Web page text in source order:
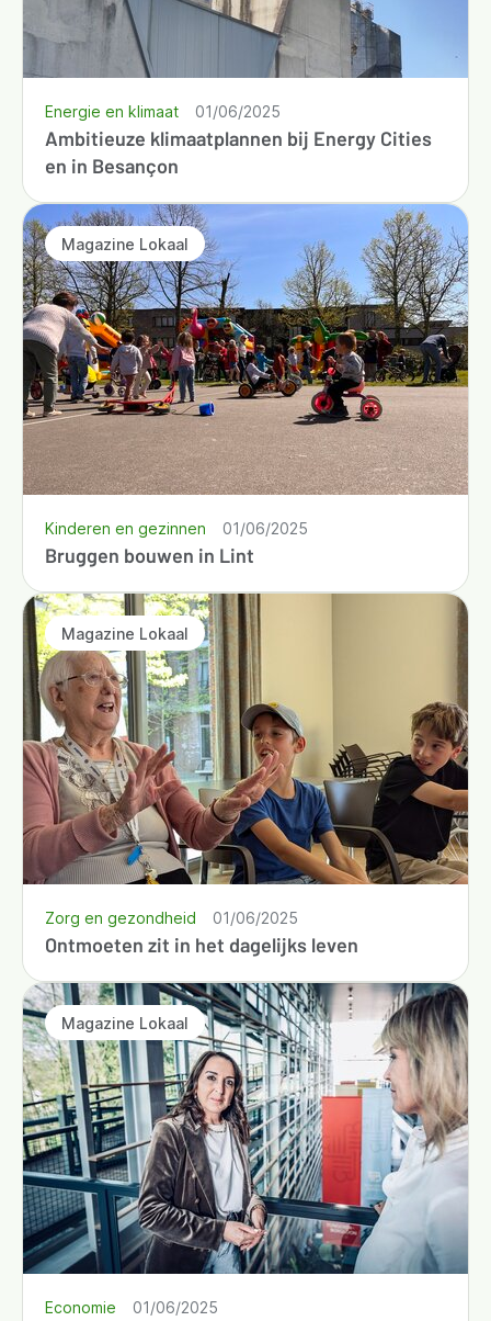
Ambitieuze klimaatplannen bij Energy Cities
en in Besançon
Energie en klimaat 01/06/2025
Magazine Lokaal
Bruggen bouwen in Lint
Kinderen en gezinnen 01/06/2025
Magazine Lokaal
Ontmoeten zit in het dagelijks leven
Zorg en gezondheid 01/06/2025
Magazine Lokaal
Economie 01/06/2025